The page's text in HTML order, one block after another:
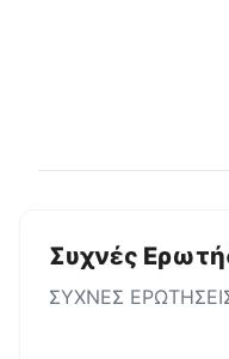
Συχνές
ΣΥΧΝΕΣ